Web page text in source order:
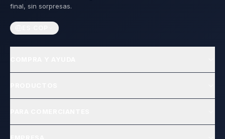
final, sin sorpresas.